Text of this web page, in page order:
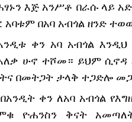
እጅ አንሥቶ በራሱ ላይ
አባቱም በአባ አብጎል ዘንድ
ቀን አባ አብጎል
ሁኖ ተሾመ። ይህም ሲኖዳ
በመትጋት ታላቅ ተጋድሎ
ቀን ለአባ አብጎል
ዮሐንስን ቅናት